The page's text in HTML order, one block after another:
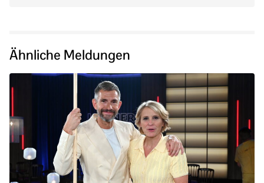
Ähnliche Meldungen